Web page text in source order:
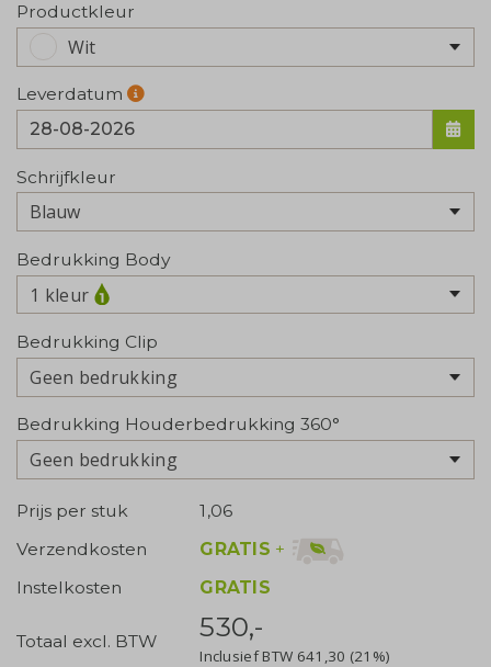
Productkleur
Wit
Leverdatum
Schrijfkleur
Bedrukking Body
1 kleur
Bedrukking Clip
Geen bedrukking
Bedrukking Houderbedrukking 360°
Geen bedrukking
Prijs per stuk
1,06
Verzendkosten
GRATIS +
Instelkosten
GRATIS
Totaal excl. BTW 530,-
Inclusief BTW 641,30 (21%)